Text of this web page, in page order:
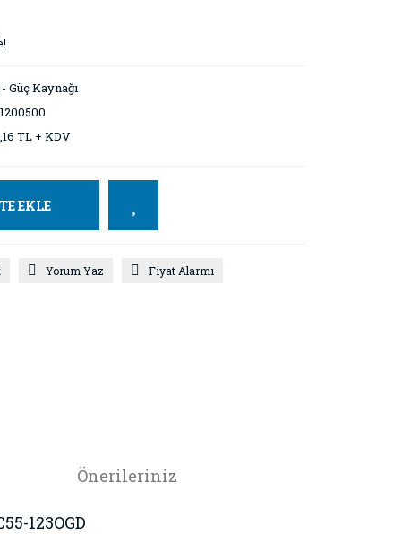
Güç Kaynağı
TL + KDV
EKLE
Yorum Yaz Fiyat Alarmı
Önerileriniz
123OGD